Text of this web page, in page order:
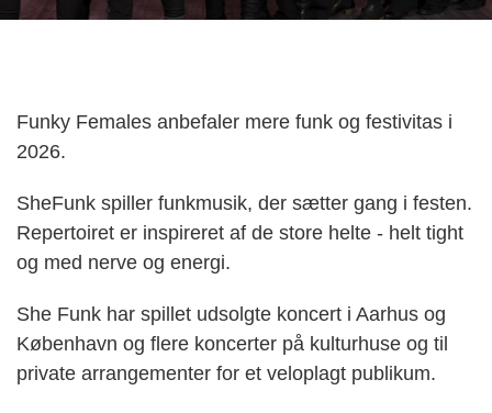
Funky Females anbefaler mere funk og festivitas i
2026.
SheFunk spiller funkmusik, der sætter gang i festen.
Repertoiret er inspireret af de store helte - helt tight
og med nerve og energi.
She Funk har spillet udsolgte koncert i Aarhus og
København og flere koncerter på kulturhuse og til
private arrangementer for et veloplagt publikum.